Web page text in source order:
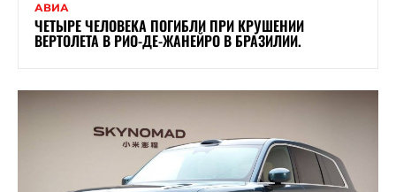
АВИА
ЧЕТЫРЕ ЧЕЛОВЕКА ПОГИБЛИ ПРИ КРУШЕНИИ
ВЕРТОЛЕТА В РИО-ДЕ-ЖАНЕЙРО В БРАЗИЛИИ.